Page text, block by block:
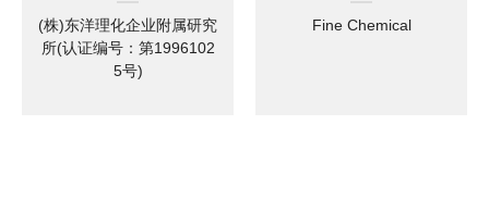
(株)东洋理化企业附属研究
所(认证编号：第1996102
5号)
Fine Chemical